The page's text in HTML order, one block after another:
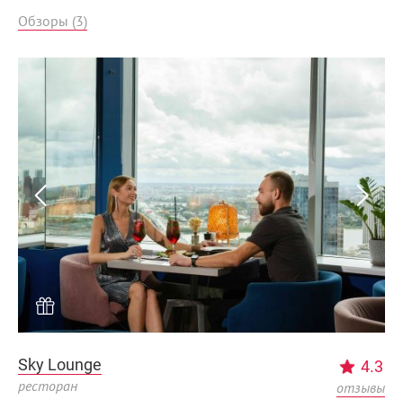
Обзоры (3)
Menunsk.ru
Sky Lounge
ресторан
4.3
отзывы